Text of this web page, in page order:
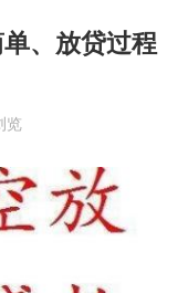
、放贷过程
览